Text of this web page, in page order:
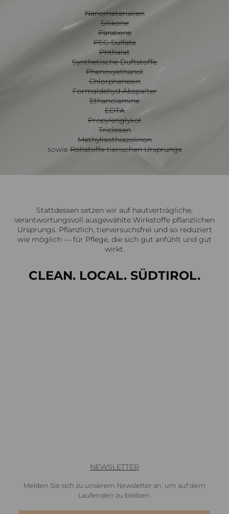
Nanomaterialien
Silikone
Parabene
PEG Sulfate
Phthalat
Synthetische Duftstoffe
Phenoxyethanol
Chlorphenesin
Formaldehyd-Abspalter
Ethanolamine
EDTA
Propylenglykoł
Triclosan
Methylisothiazolinon
sowieRohstoffe tierischen Ursprungs
Stattdessen setzen wir auf hautverträgliche,
verantwortungsvoll ausgewählte Wirkstoffe pflanzlichen
Ursprungs. Pflanzlich, tierversuchsfrei und so reduziert
wie möglich — für Pflege, die sich gut anfühlt und gut
wirkt.
CLEAN. LOCAL. SÜDTIROL.
NEWSLETTER
Melden Sie sich zu unserem Newsletter an, um auf dem
Laufenden zu bleiben.